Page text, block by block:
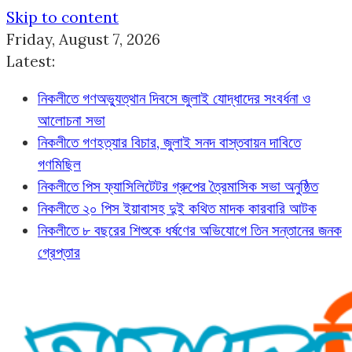
Skip to content
Friday, August 7, 2026
Latest:
নিকলীতে গণঅভ্যুত্থান দিবসে জুলাই যোদ্ধাদের সংবর্ধনা ও
আলোচনা সভা
নিকলীতে গণহত্যার বিচার, জুলাই সনদ বাস্তবায়ন দাবিতে
গণমিছিল
নিকলীতে পিস ফ্যাসিলিটেটর গ্রুপের ত্রৈমাসিক সভা অনুষ্ঠিত
নিকলীতে ২০ পিস ইয়াবাসহ দুই কথিত মাদক কারবারি আটক
নিকলীতে ৮ বছরের শিশুকে ধর্ষণের অভিযোগে তিন সন্তানের জনক
গ্রেপ্তার